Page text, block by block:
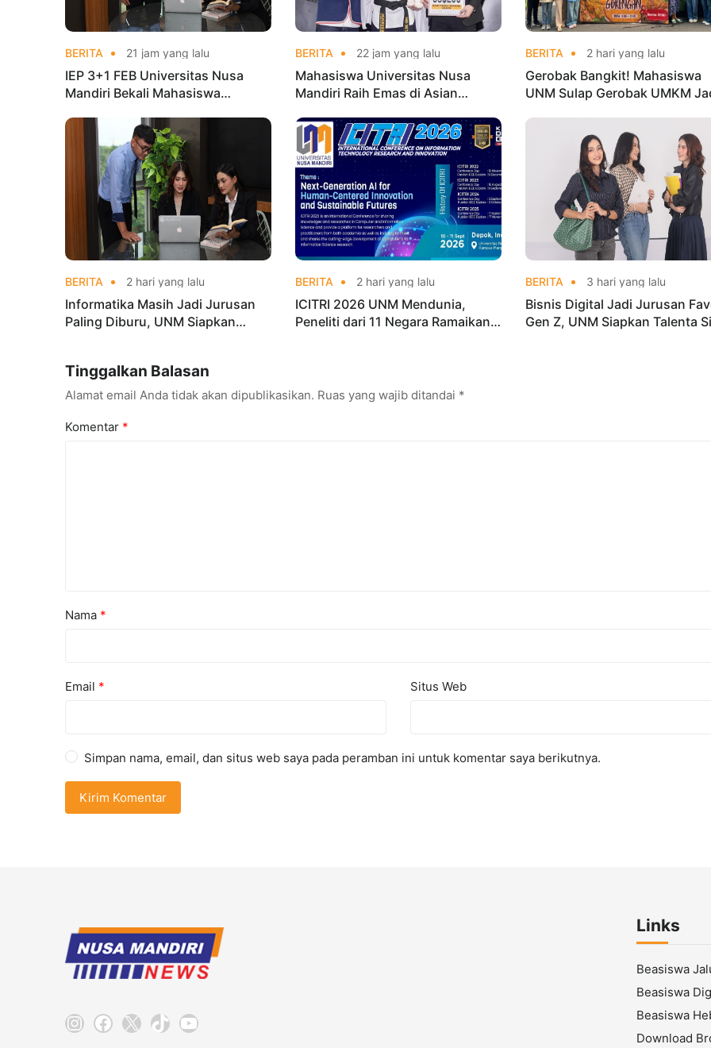
BERITA 21 jam yang lalu
IEP 3+1 FEB Universitas Nusa
Mandiri Bekali Mahasiswa
BERITA 22 jam yang lalu
Mahasiswa Universitas Nusa
Mandiri Raih Emas di Asian
Championships 2026
BERITA 2 hari yang lalu
Gerobak Bangkit! Mahasiswa
UNM Sulap Gerobak UMKM
BERITA 2 hari yang lalu
Informatika Masih Jadi Jurusan
Paling Diburu, UNM Siapkan
BERITA 2 hari yang lalu
ICITRI 2026 UNM Mendunia,
Peneliti dari 11 Negara Ramaikan
BERITA 3 hari yang lalu
Bisnis Digital Jadi Jurusan
Gen Z, UNM Siapkan Talenta
Tinggalkan Balasan
Alamat email Anda tidak akan dipublikasikan. Ruas yang wajib ditandai *
Komentar *
Nama *
Email * Situs Web
Simpan nama, email, dan situs web saya pada peramban ini untuk komentar saya berikutnya.
Instagram
Facebook
X TikTokYouTube
Links
Beasiswa
Beasiswa
Beasiswa
Download